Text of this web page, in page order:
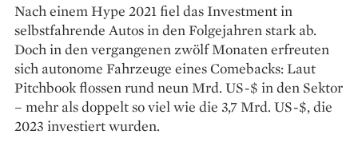
Nach einem Hype 2021 fiel das Investment in
selbstfahrende Autos in den Folgejahren stark ab.
Doch in den vergangenen zwölf Monaten ­erfreuten
sich autonome Fahrzeuge eines Comebacks: Laut
Pitchbook flossen rund neun Mrd. US-$ in den Sektor
– mehr als doppelt so viel wie die 3,7 Mrd. US-$, die
2023 investiert wurden.